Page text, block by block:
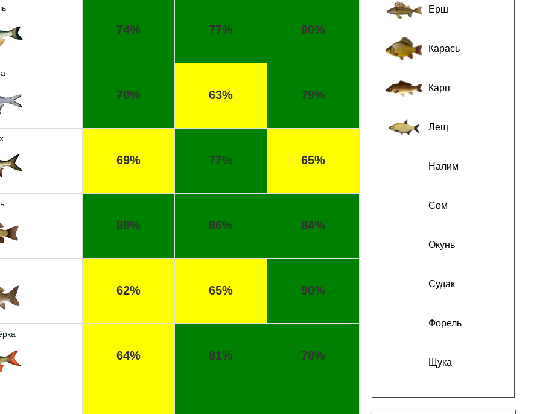
74% 77% 90%
70% 63% 79%
69% 77% 65%
89% 86% 84%
62% 65% 90%
64% 81% 78%
Ерш
Карась
Карп
Лещ
Налим
Сом
Окунь
Судак
Форель
Щука